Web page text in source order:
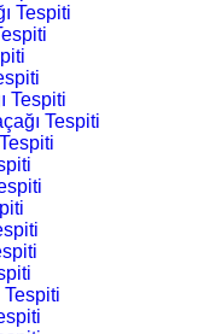
Tespiti
Tespiti
Tespiti
Tespiti